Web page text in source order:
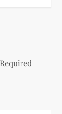
Required